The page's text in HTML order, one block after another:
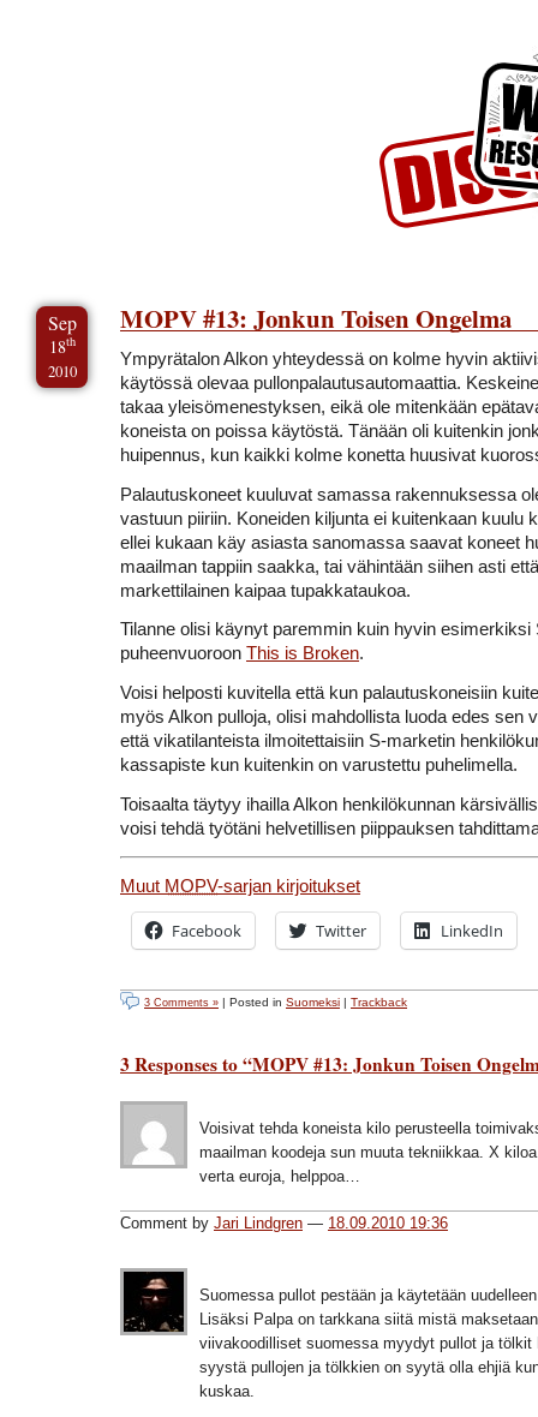
Sep
18th
2010
MOPV #13: Jonkun Toisen Ongelma
Ympyrätalon Alkon yhteydessä on kolme hyvin
käytössä olevaa pullonpalautusautomaattia.
takaa yleisömenestyksen, eikä ole mitenkään
koneista on poissa käytöstä. Tänään oli kuitenkin
huipennus, kun kaikki kolme konetta huusivat
Palautuskoneet kuuluvat samassa rakennuksessa
vastuun piiriin. Koneiden kiljunta ei kuitenkaan kuulu
ellei kukaan käy asiasta sanomassa saavat koneet
maailman tappiin saakka, tai vähintään siihen asti
markettilainen kaipaa tupakkataukoa.
Tilanne olisi käynyt paremmin kuin hyvin esimerkiksi
puheenvuoroon This is Broken.
Voisi helposti kuvitella että kun palautuskoneisiin
myös Alkon pulloja, olisi mahdollista luoda edes sen
että vikatilanteista ilmoitettaisiin S-marketin
kassapiste kun kuitenkin on varustettu puhelimella.
Toisaalta täytyy ihailla Alkon henkilökunnan
voisi tehdä työtäni helvetillisen piippauksen
Muut MOPV-sarjan kirjoitukset
Facebook Twitter LinkedIn
3 Comments » | Posted in Suomeksi | Trackback
3 Responses to “MOPV #13: Jonkun Toisen
Voisivat tehda koneista kilo perusteella
maailman koodeja sun muuta tekniikkaa. X
verta euroja, helppoa…
Comment by Jari Lindgren — 18.09.2010 19:36
Suomessa pullot pestään ja käytetään
Lisäksi Palpa on tarkkana siitä mistä
viivakoodilliset suomessa myydyt pullot ja tölkit
syystä pullojen ja tölkkien on syytä olla ehjiä
kuskaa.